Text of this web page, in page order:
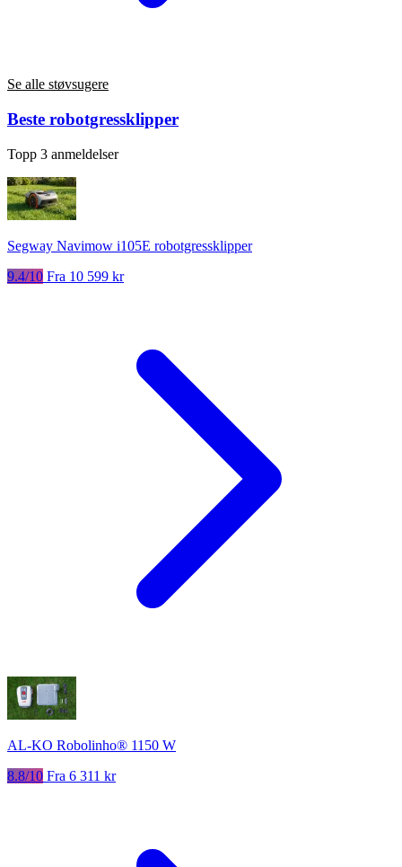
Se alle støvsugere
Beste robotgressklipper
Topp 3 anmeldelser
Segway Navimow i105E robotgressklipper
9.4/10 Fra 10 599 kr
AL-KO Robolinho® 1150 W
8.8/10 Fra 6 311 kr